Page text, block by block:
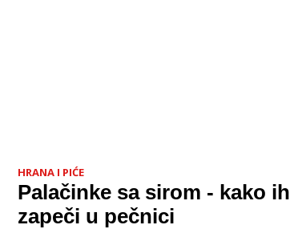
HRANA I PIĆE
Palačinke sa sirom - kako ih
zapeči u pečnici